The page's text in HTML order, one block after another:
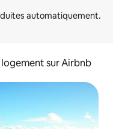
sur Airbnb